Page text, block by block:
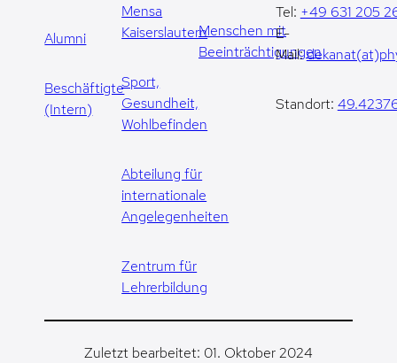
Alumni
Beschäftigte
(Intern)
Mensa
Kaiserslautern
Sport,
Gesundheit,
Wohlbefinden
Abteilung für
internationale
Angelegenheiten
Zentrum für
Lehrerbildung
Menschen mit
Beeinträchtigungen
Tel: +49 631 205
E-
Mail:
Standort:
Zuletzt bearbeitet: 01. Oktober 2024